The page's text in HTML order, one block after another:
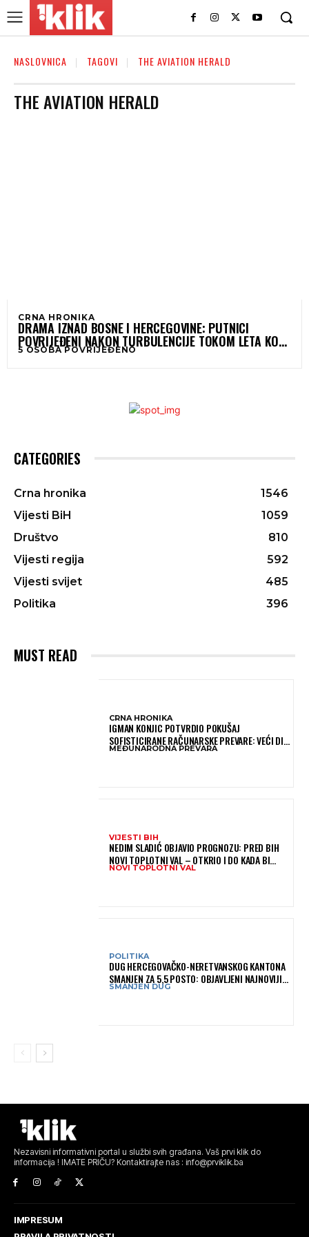
NASLOVNICA TAGOVI THE AVIATION HERALD
THE AVIATION HERALD
CRNA HRONIKA
DRAMA IZNAD BOSNE I HERCEGOVINE: PUTNICI
POVRIJEĐENI NAKON TURBULENCIJE TOKOM LETA KOD
SARAJEVA
5 OSOBA POVRIJEĐENO
CATEGORIES
Crna hronika
1546
Vijesti BiH
1059
Društvo
810
Vijesti regija
592
Vijesti svijet
485
Politika
396
MUST READ
CRNA HRONIKA
IGMAN KONJIC POTVRDIO POKUŠAJ
SOFISTICIRANE RAČUNARSKE PREVARE: VEĆI DIO
NOVCA BLOKIRAN, OČEKUJE SE POVRAT
MEĐUNARODNA PREVARA
VIJESTI BIH
NEDIM SLADIĆ OBJAVIO PROGNOZU: PRED BIH
NOVI TOPLOTNI VAL – OTKRIO I DO KADA BI
MOGAO TRAJATI
NOVI TOPLOTNI VAL
POLITIKA
DUG HERCEGOVAČKO-NERETVANSKOG KANTONA
SMANJEN ZA 5,5 POSTO: OBJAVLJENI NAJNOVIJI
PODACI MINISTARSTVA FINANSIJA
SMANJEN DUG
Nezavisni informativni portal u službi svih građana. Vaš prvi klik do
informacija ! IMATE PRIČU? Kontaktirajte nas : info@prviklik.ba
IMPRESUM